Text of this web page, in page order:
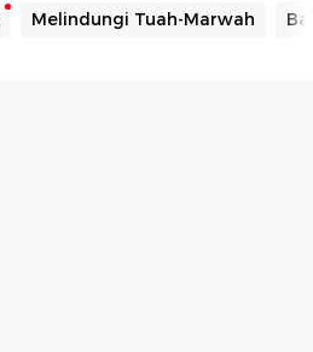
Melindungi Tuah-Marwah